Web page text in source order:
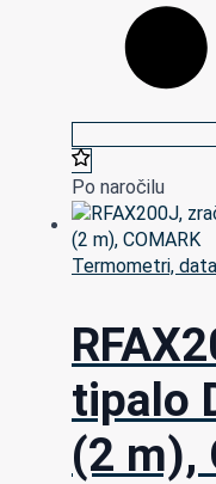
Po naročilu
Termometri,
tipalo
(2 m),